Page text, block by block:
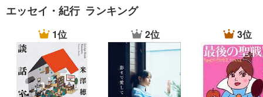
エッセイ・紀行 ランキング
1位 2位 3位